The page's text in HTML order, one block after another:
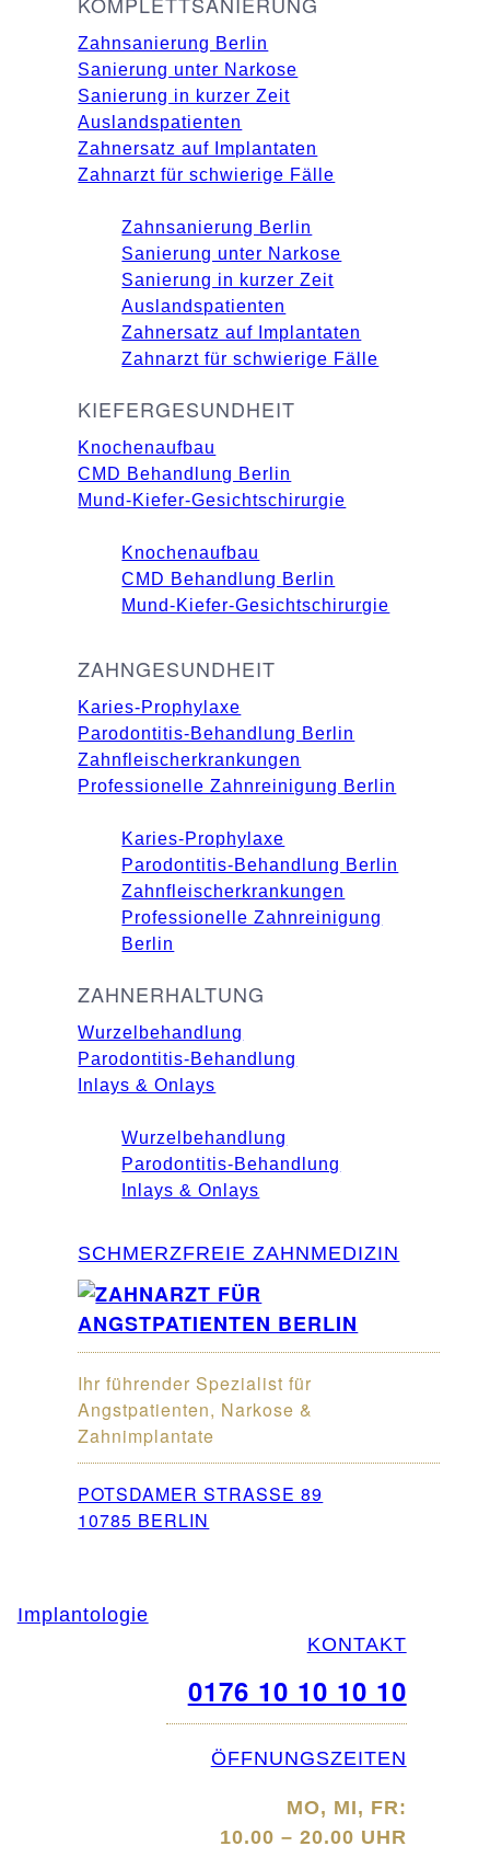
Zahnsanierung Berlin
Sanierung unter Narkose
Sanierung in kurzer Zeit
Auslandspatienten
Zahnersatz auf Implantaten
Zahnarzt für schwierige Fälle
Zahnsanierung Berlin
Sanierung unter Narkose
Sanierung in kurzer Zeit
Auslandspatienten
Zahnersatz auf Implantaten
Zahnarzt für schwierige Fälle
KIEFERGESUNDHEIT
Knochenaufbau
CMD Behandlung Berlin
Mund-Kiefer-Gesichtschirurgie
Knochenaufbau
CMD Behandlung Berlin
Mund-Kiefer-Gesichtschirurgie
ZAHNGESUNDHEIT
Karies-Prophylaxe
Parodontitis-Behandlung Berlin
Zahnfleischerkrankungen
Professionelle Zahnreinigung Berlin
Karies-Prophylaxe
Parodontitis-Behandlung Berlin
Zahnfleischerkrankungen
Professionelle Zahnreinigung
Berlin
ZAHNERHALTUNG
Wurzelbehandlung
Parodontitis-Behandlung
Inlays & Onlays
Wurzelbehandlung
Parodontitis-Behandlung
Inlays & Onlays
SCHMERZFREIE ZAHNMEDIZIN
Ihr führender Spezialist für
Angstpatienten, Narkose &
Zahnimplantate
POTSDAMER STRASSE 89
10785 BERLIN
Implantologie
KONTAKT
0176 10 10 10 10
ÖFFNUNGSZEITEN
MO, MI, FR:
10.00 – 20.00 UHR